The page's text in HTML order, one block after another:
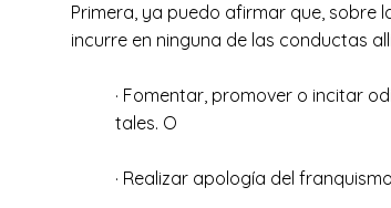
Primera, ya puedo afirmar que, sobre
incurre en ninguna de las conductas
· Fomentar, promover o incitar
tales. O
· Realizar apología del